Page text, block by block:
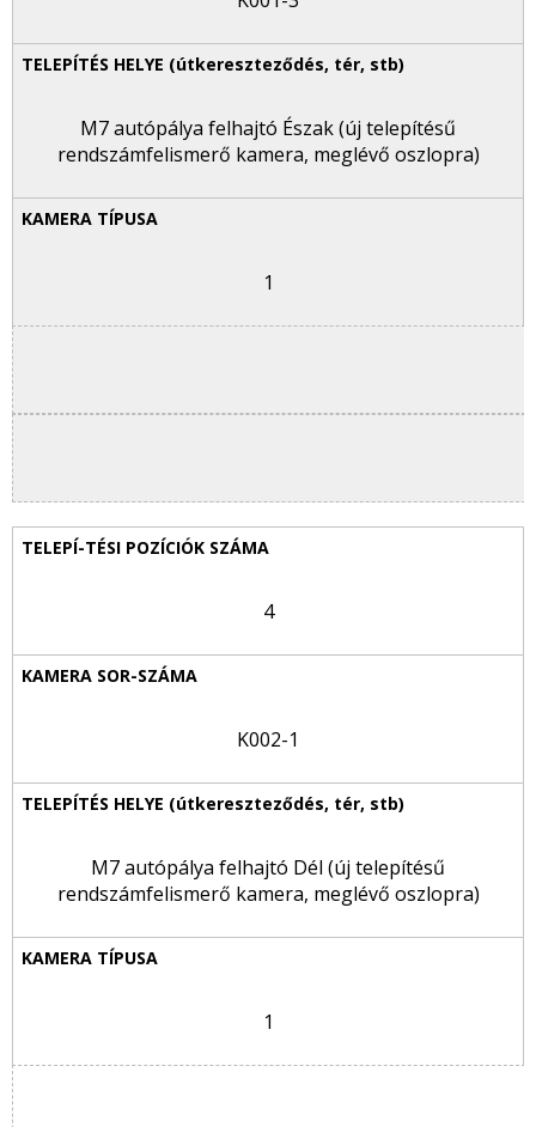
M7 autópálya felhajtó Észak (új telepítésű
rendszámfelismerő kamera, meglévő oszlopra)
1
4
K002-1
M7 autópálya felhajtó Dél (új telepítésű
rendszámfelismerő kamera, meglévő oszlopra)
1